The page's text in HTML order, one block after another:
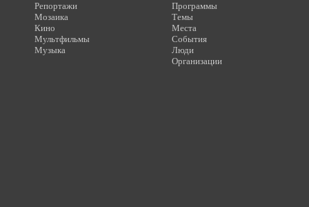
Репортажи
Мозаика
Кино
Мультфильмы
Музыка
Программы
Темы
Места
События
Люди
Организации